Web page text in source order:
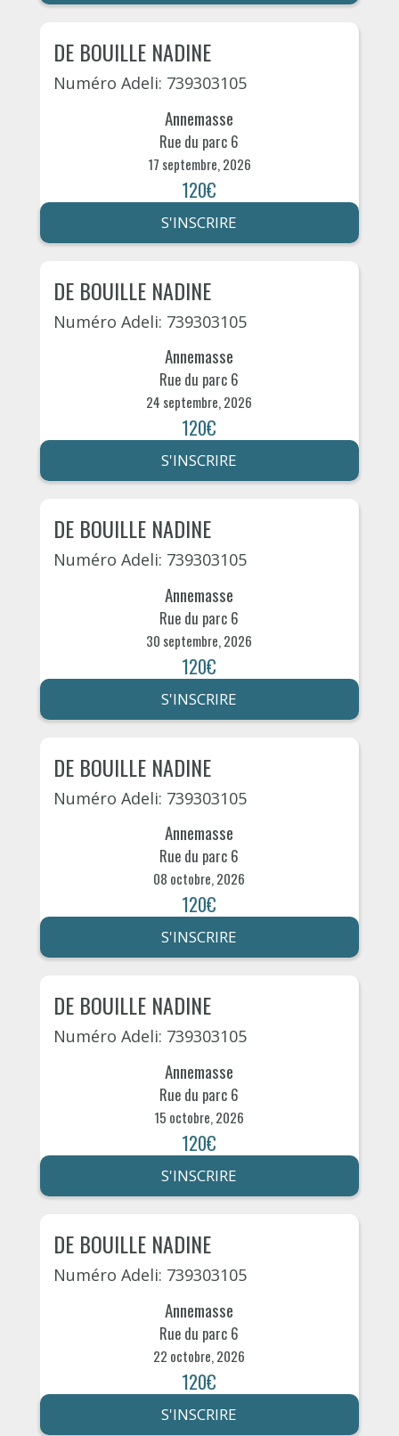
DE BOUILLE NADINE
Numéro Adeli: 739303105
Annemasse
Rue du parc 6
17 septembre, 2026
120€
S'INSCRIRE
DE BOUILLE NADINE
Numéro Adeli: 739303105
Annemasse
Rue du parc 6
24 septembre, 2026
120€
S'INSCRIRE
DE BOUILLE NADINE
Numéro Adeli: 739303105
Annemasse
Rue du parc 6
30 septembre, 2026
120€
S'INSCRIRE
DE BOUILLE NADINE
Numéro Adeli: 739303105
Annemasse
Rue du parc 6
08 octobre, 2026
120€
S'INSCRIRE
DE BOUILLE NADINE
Numéro Adeli: 739303105
Annemasse
Rue du parc 6
15 octobre, 2026
120€
S'INSCRIRE
DE BOUILLE NADINE
Numéro Adeli: 739303105
Annemasse
Rue du parc 6
22 octobre, 2026
120€
S'INSCRIRE